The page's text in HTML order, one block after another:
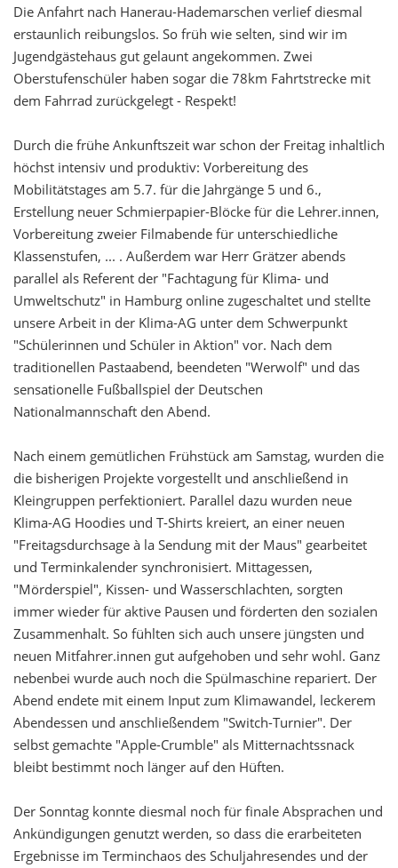
Die Anfahrt nach Hanerau-Hademarschen verlief diesmal
erstaunlich reibungslos. So früh wie selten, sind wir im
Jugendgästehaus gut gelaunt angekommen. Zwei
Oberstufenschüler haben sogar die 78km Fahrtstrecke mit
dem Fahrrad zurückgelegt - Respekt!
Durch die frühe Ankunftszeit war schon der Freitag inhaltlich
höchst intensiv und produktiv: Vorbereitung des
Mobilitätstages am 5.7. für die Jahrgänge 5 und 6.,
Erstellung neuer Schmierpapier-Blöcke für die Lehrer.innen,
Vorbereitung zweier Filmabende für unterschiedliche
Klassenstufen, ... . Außerdem war Herr Grätzer abends
parallel als Referent der "Fachtagung für Klima- und
Umweltschutz" in Hamburg online zugeschaltet und stellte
unsere Arbeit in der Klima-AG unter dem Schwerpunkt
"Schülerinnen und Schüler in Aktion" vor. Nach dem
traditionellen Pastaabend, beendeten "Werwolf" und das
sensationelle Fußballspiel der Deutschen
Nationalmannschaft den Abend.
Nach einem gemütlichen Frühstück am Samstag, wurden die
die bisherigen Projekte vorgestellt und anschließend in
Kleingruppen perfektioniert. Parallel dazu wurden neue
Klima-AG Hoodies und T-Shirts kreiert, an einer neuen
"Freitagsdurchsage à la Sendung mit der Maus" gearbeitet
und Terminkalender synchronisiert. Mittagessen,
"Mörderspiel", Kissen- und Wasserschlachten, sorgten
immer wieder für aktive Pausen und förderten den sozialen
Zusammenhalt. So fühlten sich auch unsere jüngsten und
neuen Mitfahrer.innen gut aufgehoben und sehr wohl. Ganz
nebenbei wurde auch noch die Spülmaschine repariert. Der
Abend endete mit einem Input zum Klimawandel, leckerem
Abendessen und anschließendem "Switch-Turnier". Der
selbst gemachte "Apple-Crumble" als Mitternachtssnack
bleibt bestimmt noch länger auf den Hüften.
Der Sonntag konnte diesmal noch für finale Absprachen und
Ankündigungen genutzt werden, so dass die erarbeiteten
Ergebnisse im Terminchaos des Schuljahresendes und der